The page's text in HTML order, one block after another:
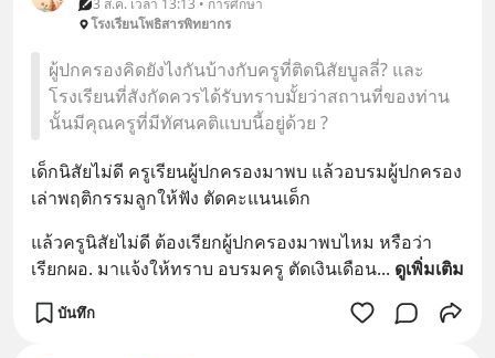
3 ส.ค. เวลา 13:13 • การศึกษา
โรงเรียนโพธิสารพิทยากร
ผู้ปกครองคิดยังไงกันบ้างกับครูที่ติดนิสัยบูลลี่? และ
โรงเรียนที่สังกัดควรได้รับทราบมั้ยว่าสถานที่ของท่าน
นั้นมีคุณครูที่มีทัศนคติแบบนี้อยู่ด้วย ?
เด็กนิสัยไม่ดี ครูเรียนผู้ปกครองมาพบ แล้วอบรมผู้ปกครอง
เล่าพฤติกรรมลูกให้ฟัง ตัดคะแนนเด็ก
แล้วครูนิสัยไม่ดี ต้องเรียกผู้ปกครองมาพบไหม หรือว่า
เรียกผอ. มาแจ้งให้ทราบ อบรมครู ตัดเงินเดือน... ดูเพิ่มเติม
บันทึก